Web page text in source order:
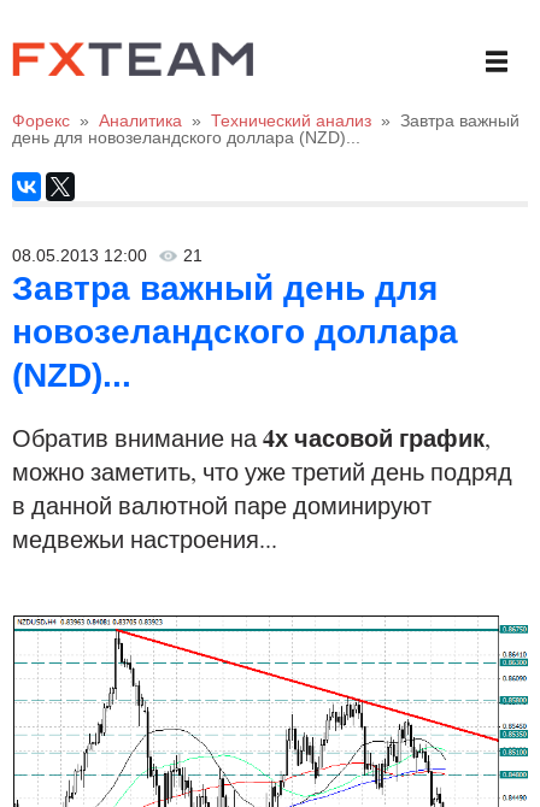
Форекс » Аналитика » Технический анализ » Завтра важный
день для новозеландского доллара (NZD)...
08.05.2013 12:00 21
Завтра важный день для
новозеландского доллара
(NZD)...
Обратив внимание на4х часовой график,
можно заметить, что уже третий день подряд
в данной валютной паре доминируют
медвежьи настроения...